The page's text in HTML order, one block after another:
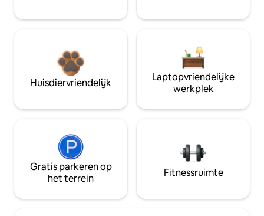
Huisdiervriendelijk
Laptopvriendelijke
werkplek
Gratis parkeren op
het terrein
Fitnessruimte